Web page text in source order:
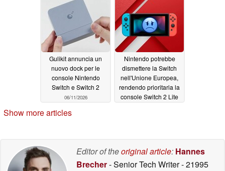
06/16/2026
Gulikit annuncia un
nuovo dock per le
console Nintendo
Switch e Switch 2
06/11/2026
Nintendo potrebbe
dismettere la Switch
nell'Unione Europea,
rendendo prioritaria la
console Switch 2 Lite
Show more articles
Editor of theoriginal article: Hannes
Brecher- Senior Tech Writer- 21995